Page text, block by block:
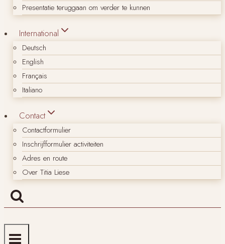
Presentatie teruggaan om verder te kunnen
International
Deutsch
English
Français
Italiano
Contact
Contactformulier
Inschrijfformulier activiteiten
Adres en route
Over Titia Liese